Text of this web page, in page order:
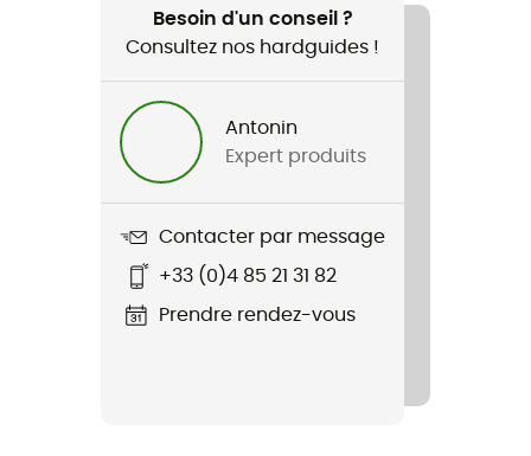
Ski de randonnée / Ski / Sports d'hiver
Nom du produit
Besoin d'un conseil ?
Consultez nos hardguides !
Antonin
Expert produits
Contacter par message
+33 (0)4 85 21 31 82
Prendre rendez-vous